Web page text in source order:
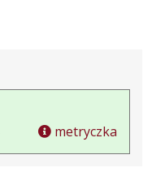
metryczka